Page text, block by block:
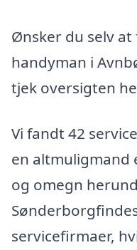
Ønsker du selv
handyman i
tjek oversigten
Vi fandt 42
en altmuligmand
og omegn
servicefirmaer,